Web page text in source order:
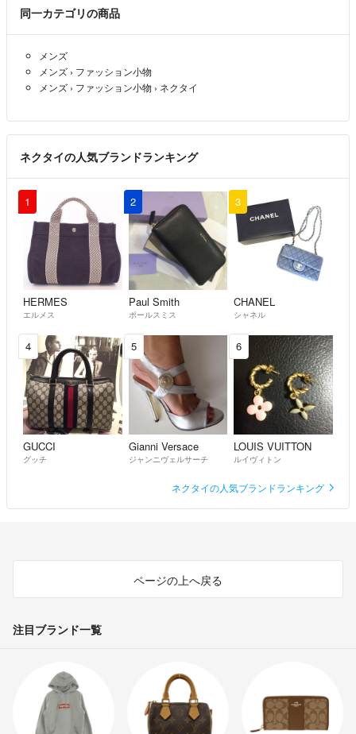
同一カテゴリの商品
メンズ
メンズ › ファッション小物
メンズ › ファッション小物 › ネクタイ
ネクタイの人気ブランドランキング
1
HERMES
エルメス
2
Paul Smith
ポールスミス
3
CHANEL
シャネル
4
GUCCI
グッチ
5
Gianni Versace
ジャンニヴェルサーチ
6
LOUIS VUITTON
ルイヴィトン
ネクタイの人気ブランドランキング
ページの上へ戻る
注目ブランド一覧